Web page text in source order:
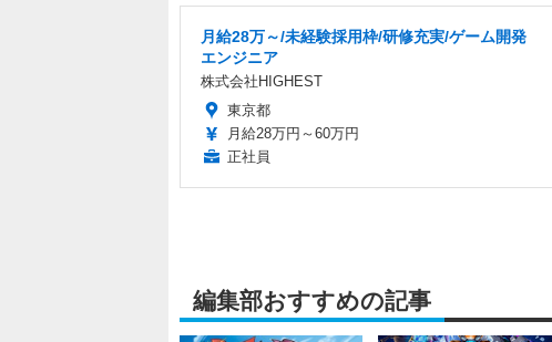
月給28万～/未経験採用枠/研修充実/ゲーム開発
エンジニア
株式会社HIGHEST
東京都
月給28万円～60万円
正社員
編集部おすすめの記事